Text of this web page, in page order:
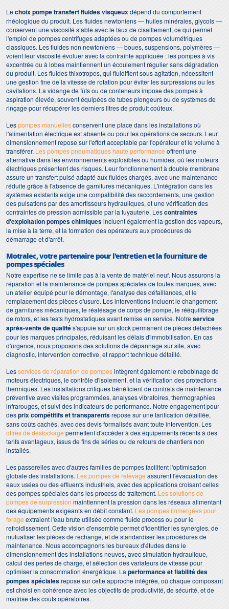
Lechoix pompe transfert fluides visqueuxdépend du comportement
rhéologique du produit. Les fluides newtoniens — huiles minérales, glycols —
conservent une viscosité stable avec le taux de cisaillement, ce qui permet
l'emploi de pompes centrifuges adaptées ou de pompes volumétriques
classiques. Les fluides non newtoniens — boues, suspensions, polymères —
voient leur viscosité évoluer avec la contrainte appliquée : les pompes à vis
excentrée ou à lobes maintiennent un écoulement régulier sans dégradation
du produit. Les fluides thixotropes, qui fluidifient sous agitation, nécessitent
une gestion fine de la vitesse de rotation pour éviter les surpressions ou les
cavitations. La vidange de fûts ou de conteneurs impose des pompes à
aspiration élevée, souvent équipées de tubes plongeurs ou de systèmes de
rinçage pour récupérer les derniers litres de produit coûteux.
Lespompes manuellesconservent une place dans les installations où
l'alimentation électrique est absente ou pour les opérations de secours. Leur
dimensionnement repose sur l'effort acceptable par l'opérateur et le volume à
transférer. Les pompes pneumatiques haute performance offrent une
alternative dans les environnements explosibles ou humides, où les moteurs
électriques présentent des risques. Leur fonctionnement à double membrane
assure un transfert pulsé adapté aux fluides chargés, avec une maintenance
réduite grâce à l'absence de garnitures mécaniques. L'intégration dans les
systèmes existants exige une compatibilité des raccordements, une gestion
des pulsations par des amortisseurs hydrauliques, et une vérification des
contraintes de pression admissible par la tuyauterie. Lescontraintes
d'exploitation pompes chimiquesincluent également la gestion des vapeurs,
la mise à la terre, et la formation des opérateurs aux procédures de
démarrage et d'arrêt.
Motralec, votre partenaire pour l'entretien et la fourniture de
pompes spéciales
Notre expertise ne se limite pas à la vente de matériel neuf. Nous assurons la
réparation et la maintenance de pompes spéciales de toutes marques, avec
un atelier équipé pour le démontage, l'analyse des défaillances, et le
remplacement des pièces d'usure. Les interventions incluent le changement
de garnitures mécaniques, le réalésage de corps de pompe, le rééquilibrage
de rotors, et les tests hydrostatiques avant remise en service. Notreservice
après-vente de qualités'appuie sur un stock permanent de pièces détachées
pour les marques principales, réduisant les délais d'immobilisation. En cas
d'urgence, nous proposons des solutions de dépannage sur site, avec
diagnostic, intervention corrective, et rapport technique détaillé.
Lesservices de réparation de pompesintègrent également le rebobinage de
moteurs électriques, le contrôle d'isolement, et la vérification des protections
thermiques. Les installations critiques bénéficient de contrats de maintenance
préventive avec visites programmées, analyses vibratoires, thermographies
infrarouges, et suivi des indicateurs de performance. Notre engagement pour
desprix compétitifs et transparentsrepose sur une tarification détaillée,
sans coûts cachés, avec des devis formalisés avant toute intervention. Les
offres de déstockage permettent d'accéder à des équipements récents à des
tarifs avantageux, issus de fins de séries ou de retours de chantiers non
installés.
Les passerelles avec d'autres familles de pompes facilitent l'optimisation
globale des installations. Les pompes de relevage assurent l'évacuation des
eaux usées ou des effluents industriels, avec des applications croisant celles
des pompes spéciales dans les process de traitement. Les solutions de
pompes de surpression maintiennent la pression dans les réseaux alimentant
des équipements exigeants en débit constant. Les pompes immergées pour
forage extraient l'eau brute utilisée comme fluide process ou pour le
refroidissement. Cette vision d'ensemble permet d'identifier les synergies, de
mutualiser les pièces de rechange, et de standardiser les procédures de
maintenance. Nous accompagnons les bureaux d'études dans le
dimensionnement des installations neuves, avec simulation hydraulique,
calcul des pertes de charge, et sélection des variateurs de vitesse pour
optimiser la consommation énergétique. La performance et fiabilité des
pompes spécialesrepose sur cette approche intégrée, où chaque composant
est choisi en cohérence avec les objectifs de productivité, de sécurité, et de
maîtrise des coûts opératoires.